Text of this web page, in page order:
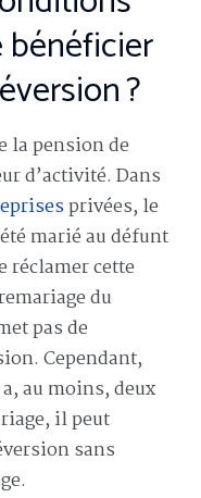
?
la pension de
d’activité. Dans
privées, le
marié au défunt
réclamer cette
du
pas de
Cependant,
au moins, deux
il peut
sans